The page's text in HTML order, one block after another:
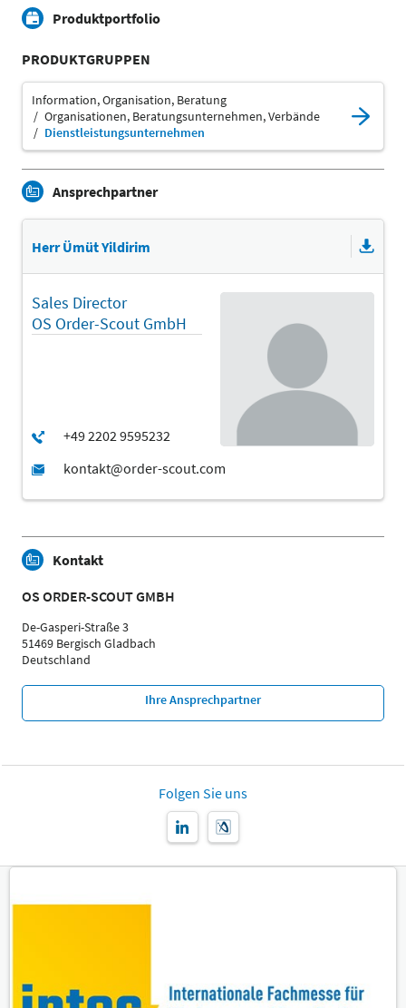
Produktportfolio
PRODUKTGRUPPEN
Information, Organisation, Beratung
Organisationen, Beratungsunternehmen, Verbände
Dienstleistungsunternehmen
Ansprechpartner
Herr Ümüt Yildirim
Sales Director
OS Order-Scout GmbH
Kontakt
OS ORDER-SCOUT GMBH
De-Gasperi-Straße 3
51469 Bergisch Gladbach
Deutschland
Ihre Ansprechpartner
Folgen Sie uns